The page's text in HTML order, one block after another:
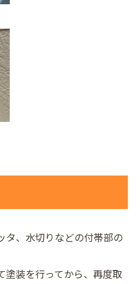
タ、水切りなどの付帯部の
塗装を行ってから、再度取